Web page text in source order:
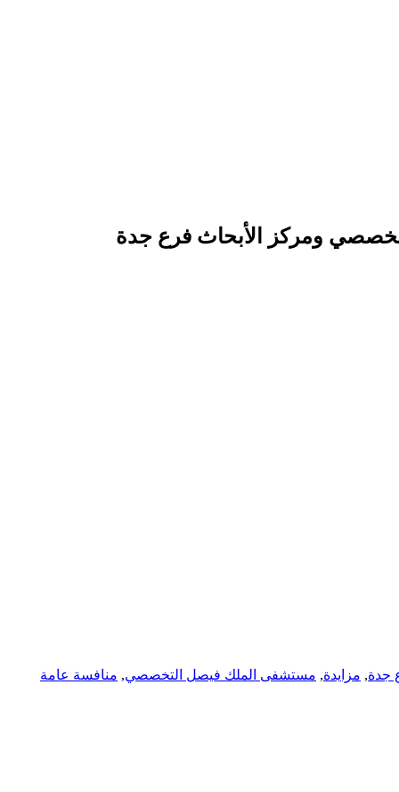
ومركز الأبحاث فرع جدة
جدة, مزايدة, مستشفى الملك فيصل التخصصي, منافسة عامة